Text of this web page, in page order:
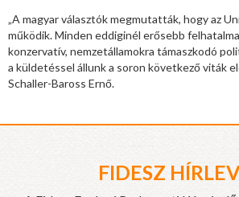
„A magyar választók megmutatták, hogy az
működik. Minden eddiginél erősebb
konzervatív, nemzetállamokra támaszkodó
a küldetéssel állunk a soron következő viták
Schaller-Baross Ernő.
FIDESZ